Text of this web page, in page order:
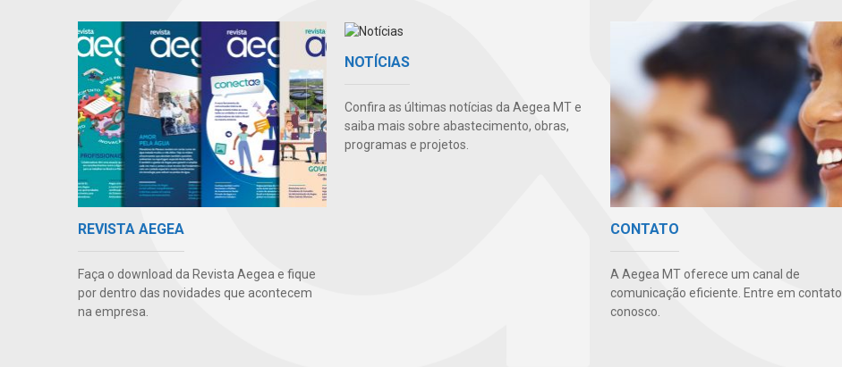
REVISTA AEGEA
Faça o download da Revista Aegea e fique
por dentro das novidades que acontecem
na empresa.
NOTÍCIAS
Confira as últimas notícias da Aegea MT e
saiba mais sobre abastecimento, obras,
programas e projetos.
CONTATO
A Aegea MT oferece um canal de
comunicação eficiente. Entre em contato
conosco.